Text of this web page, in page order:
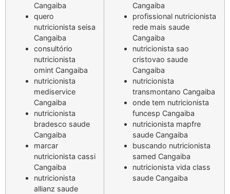
Cangaiba
quero
nutricionista seisa
Cangaiba
consultório
nutricionista
omint Cangaiba
nutricionista
mediservice
Cangaiba
nutricionista
bradesco saude
Cangaiba
marcar
nutricionista cassi
Cangaiba
nutricionista
allianz saude
Cangaiba
profissional nutricionista
rede mais saude
Cangaiba
nutricionista sao
cristovao saude
Cangaiba
nutricionista
transmontano Cangaiba
onde tem nutricionista
funcesp Cangaiba
nutricionista mapfre
saude Cangaiba
buscando nutricionista
samed Cangaiba
nutricionista vida class
saude Cangaiba